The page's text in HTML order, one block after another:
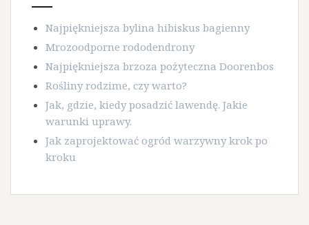
Najpiękniejsza bylina hibiskus bagienny
Mrozoodporne rododendrony
Najpiękniejsza brzoza pożyteczna Doorenbos
Rośliny rodzime, czy warto?
Jak, gdzie, kiedy posadzić lawendę. Jakie
warunki uprawy.
Jak zaprojektować ogród warzywny krok po
kroku